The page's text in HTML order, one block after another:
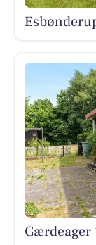
Gærdeager